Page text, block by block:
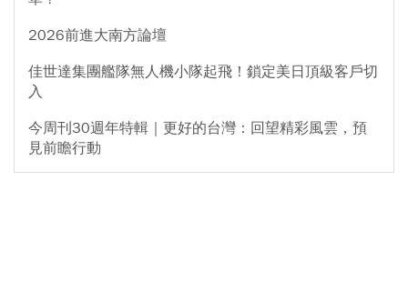
2026前進大南方論壇
佳世達集團艦隊無人機小隊起飛！鎖定美日頂級客戶切
入
今周刊30週年特輯｜更好的台灣：回望精彩風雲，預
見前瞻行動